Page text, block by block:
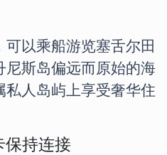
以乘船游览塞舌尔田
尼斯岛偏远而原始的海
私人岛屿上享受奢华住
持连接